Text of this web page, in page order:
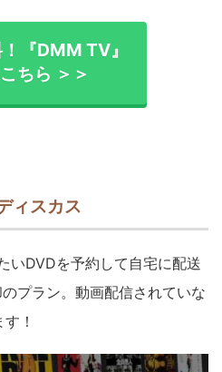
『DMM TV』
ちら ＞＞
ィスカス
いDVDを予約して自宅に配送
プラン。動画配信されていな
！